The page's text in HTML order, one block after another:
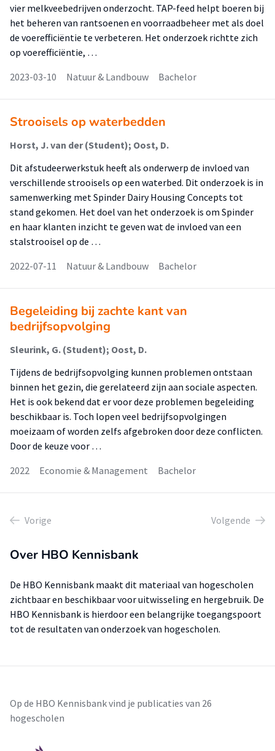
vier melkveebedrijven onderzocht. TAP-feed helpt boeren bij
het beheren van rantsoenen en voorraadbeheer met als doel
de voerefficiëntie te verbeteren. Het onderzoek richtte zich
op voerefficiëntie, …
2023-03-10
Natuur & Landbouw Bachelor
Strooisels op waterbedden
Horst, J. van der (Student); Oost, D.
Dit afstudeerwerkstuk heeft als onderwerp de invloed van
verschillende strooisels op een waterbed. Dit onderzoek is in
samenwerking met Spinder Dairy Housing Concepts tot
stand gekomen. Het doel van het onderzoek is om Spinder
en haar klanten inzicht te geven wat de invloed van een
stalstrooisel op de …
2022-07-11
Natuur & Landbouw Bachelor
Begeleiding bij zachte kant van
bedrijfsopvolging
Sleurink, G. (Student); Oost, D.
Tijdens de bedrijfsopvolging kunnen problemen ontstaan
binnen het gezin, die gerelateerd zijn aan sociale aspecten.
Het is ook bekend dat er voor deze problemen begeleiding
beschikbaar is. Toch lopen veel bedrijfsopvolgingen
moeizaam of worden zelfs afgebroken door deze conflicten.
Door de keuze voor …
2022
Economie & Management Bachelor
Vorige Volgende
Over HBO Kennisbank
De HBO Kennisbank maakt dit materiaal van hogescholen
zichtbaar en beschikbaar voor uitwisseling en hergebruik. De
HBO Kennisbank is hierdoor een belangrijke toegangspoort
tot de resultaten van onderzoek van hogescholen.
Op de HBO Kennisbank vind je publicaties van 26
hogescholen